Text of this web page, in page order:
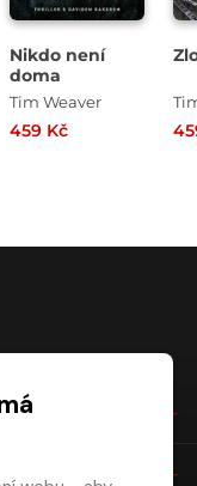
Nikdo není
doma
Tim Weaver
459 Kč